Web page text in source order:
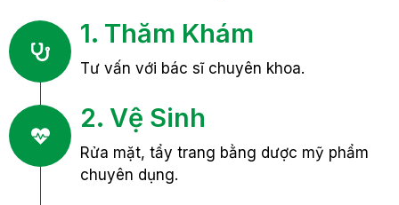
1. Thăm Khám
Tư vấn với bác sĩ chuyên khoa.
2. Vệ Sinh
Rửa mặt, tẩy trang bằng dược mỹ phẩm
chuyên dụng.